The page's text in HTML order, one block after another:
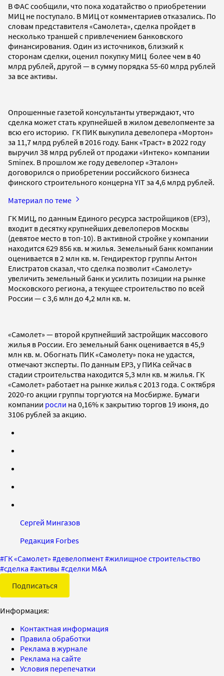
В ФАС сообщили, что пока ходатайство о приобретении
МИЦ не поступало. В МИЦ от комментариев отказались. По
словам представителя «Самолета», сделка пройдет в
несколько траншей с привлечением банковского
финансирования. Один из источников, близкий к
сторонам сделки, оценил покупку МИЦ более чем в 40
млрд рублей, другой — в сумму порядка 55-60 млрд рублей
за все активы.
Опрошенные газетой консультанты утверждают, что
сделка может стать крупнейшей в жилом девелопменте за
всю его историю. ГК ПИК выкупила девелопера «Мортон»
за 11,7 млрд рублей в 2016 году. Банк «Траст» в 2022 году
выручил 38 млрд рублей от продажи «Интеко» компании
Sminex. В прошлом же году девелопер «Эталон»
договорился о приобретении российского бизнеса
финского строительного концерна YIT за 4,6 млрд рублей.
Материал по теме
ГК МИЦ, по данным Единого ресурса застройщиков (ЕРЗ),
входит в десятку крупнейших девелоперов Москвы
(девятое место в топ-10). В активной стройке у компании
находится 629 856 кв. м жилья. Земельный банк компании
оценивается в 2 млн кв. м. Гендиректор группы Антон
Елистратов сказал, что сделка позволит «Самолету»
увеличить земельный банк и усилить позиции на рынке
Московского региона, а текущее строительство по всей
России — с 3,6 млн до 4,2 млн кв. м.
«Самолет» — второй крупнейший застройщик массового
жилья в России. Его земельный банк оценивается в 45,9
млн кв. м. Обогнать ПИК «Самолету» пока не удастся,
отмечают эксперты. По данным ЕРЗ, у ПИКа сейчас в
стадии строительства находится 5,3 млн кв. м жилья. ГК
«Самолет» работает на рынке жилья с 2013 года. С октября
2020-го акции группы торгуются на Мосбирже. Бумаги
компании росли на 0,16% к закрытию торгов 19 июня, до
3106 рублей за акцию.
Сергей Мингазов
Редакция Forbes
#ГК «Самолет» #девелопмент#жилищное строительство
#сделка #активы #сделки M&A
Подписаться
Информация:
Контактная информация
Правила обработки
Реклама в журнале
Реклама на сайте
Условия перепечатки